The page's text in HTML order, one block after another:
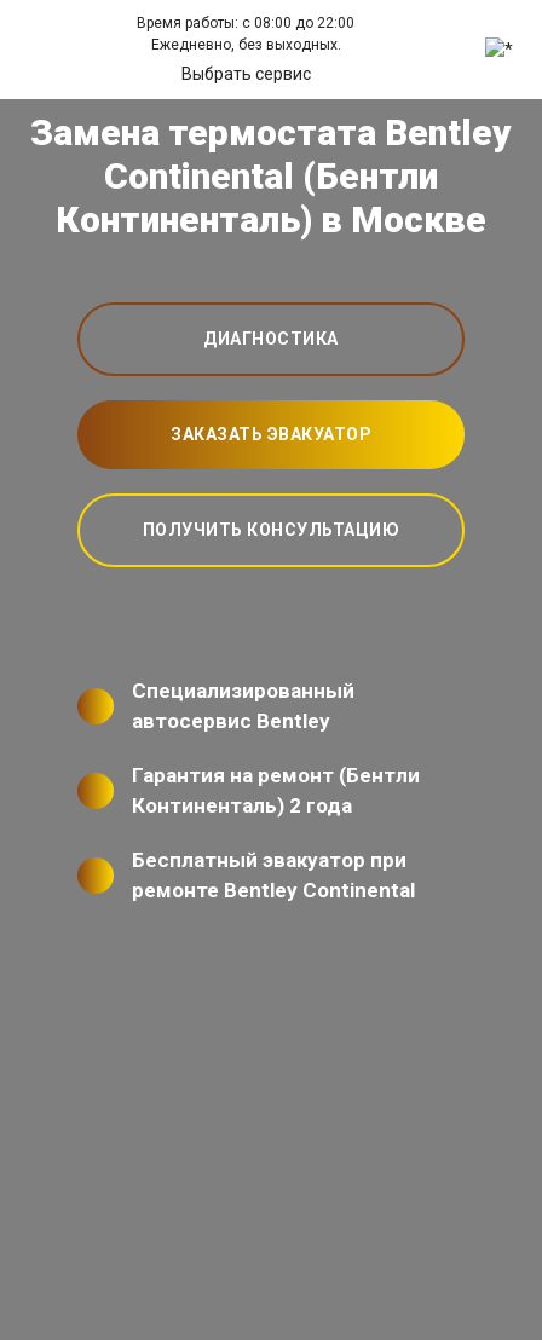
Время работы: с 08:00 до 22:00
Ежедневно, без выходных.
Выбрать сервис
Замена термостата Bentley
Continental (Бентли
Континенталь) в Москве
ДИАГНОСТИКА
ЗАКАЗАТЬ ЭВАКУАТОР
ПОЛУЧИТЬ КОНСУЛЬТАЦИЮ
Специализированный
автосервис Bentley
Гарантия на ремонт (Бентли
Континенталь) 2 года
Бесплатный эвакуатор при
ремонте Bentley Continental